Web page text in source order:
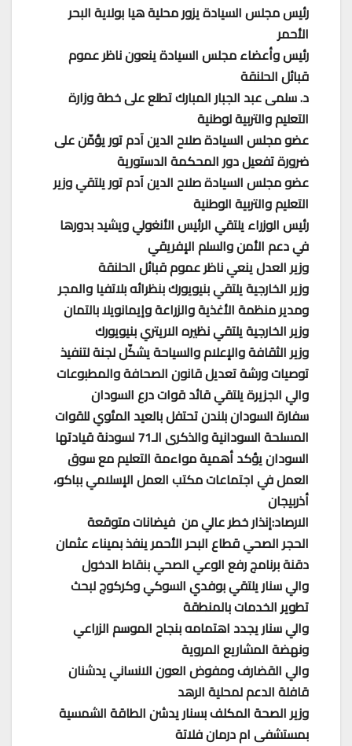
رئيس مجلس السيادة يزور محلية هيا بولاية البحر
الأحمر
رئيس وأعضاء مجلس السيادة ينعون ناظر عموم
قبائل الحلنقة
د. سلمى عبد الجبار المبارك تطلع على خطة وزارة
التعليم والتربية لوطنية
عضو مجلس السيادة صلاح الدين آدم تور يؤمّن على
ضرورة تفعيل دور المحكمة الدستورية
عضو مجلس السيادة صلاح الدين آدم تور يلتقي وزير
التعليم والتربية الوطنية
رئيس الوزراء يلتقي الرئيس الأنغولي ويشيد بدورها
في دعم الأمن والسلم الإفريقي
وزير العدل ينعي ناظر عموم قبائل الحلنقة
وزير الخارجية يلتقي بنيويورك بنظرائه بلاتفيا والمجر
ومدير منظمة الأغذية والزراعة وإيمانويلا بالتمان
وزير الخارجية يلتقي نظيره الاريتري بنيويورك
وزير الثقافة والإعلام والسياحة يشكّل لجنة لتنفيذ
توصيات ورشة تعديل قانون الصحافة والمطبوعات
والي الجزيرة يلتقي قائد قوات درع السودان
سفارة السودان بلندن تحتفل بالعيد المئوي للقوات
المسلحة السودانية والذكرى الـ71 لسودنة قيادتها
السودان يؤكد أهمية مواءمة التعليم مع سوق
العمل في اجتماعات مكتب العمل الإسلامي بباكو،
أذربيجان
الارصاد:إنذار خطر عالي من فيضانات متوقعة
الحجر الصحي قطاع البحر الأحمر ينفذ بميناء عثمان
دقنة برنامج رفع الوعي الصحي بنقاط الدخول
والي سنار يلتقي بوفدي السوكي وكركوج لبحث
تطوير الخدمات بالمنطقة
والي سنار يجدد اهتمامه بنجاح الموسم الزراعي
ونهضة المشاريع المروية
والي القضارف ومفوض العون الانساني يدشنان
قافلة الدعم لمحلية الرهد
وزير الصحة المكلف بسنار يدشن الطاقة الشمسية
بمستشفى ام درمان فلاتة